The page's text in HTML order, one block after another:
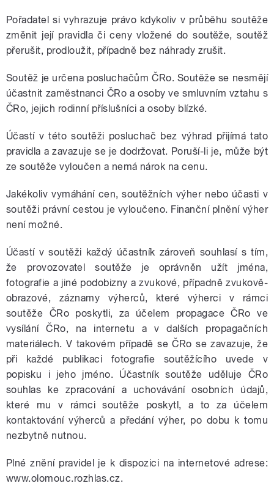
Pořadatel si vyhrazuje právo kdykoliv v průběhu soutěže
změnit její pravidla či ceny vložené do soutěže, soutěž
přerušit, prodloužit, případně bez náhrady zrušit.
Soutěž je určena posluchačům ČRo. Soutěže se nesmějí
účastnit zaměstnanci ČRo a osoby ve smluvním vztahu s
ČRo, jejich rodinní příslušníci a osoby blízké.
Účastí v této soutěži posluchač bez výhrad přijímá tato
pravidla a zavazuje se je dodržovat. Poruší-li je, může být
ze soutěže vyloučen a nemá nárok na cenu.
Jakékoliv vymáhání cen, soutěžních výher nebo účasti v
soutěži právní cestou je vyloučeno. Finanční plnění výher
není možné.
Účastí v soutěži každý účastník zároveň souhlasí s tím,
že provozovatel soutěže je oprávněn užít jména,
fotografie a jiné podobizny a zvukové, případně zvukově-
obrazové, záznamy výherců, které výherci v rámci
soutěže ČRo poskytli, za účelem propagace ČRo ve
vysílání ČRo, na internetu a v dalších propagačních
materiálech. V takovém případě se ČRo se zavazuje, že
při každé publikaci fotografie soutěžícího uvede v
popisku i jeho jméno. Účastník soutěže uděluje ČRo
souhlas ke zpracování a uchovávání osobních údajů,
které mu v rámci soutěže poskytl, a to za účelem
kontaktování výherců a předání výher, po dobu k tomu
nezbytně nutnou.
Plné znění pravidel je k dispozici na internetové adrese:
www.olomouc.rozhlas.cz.